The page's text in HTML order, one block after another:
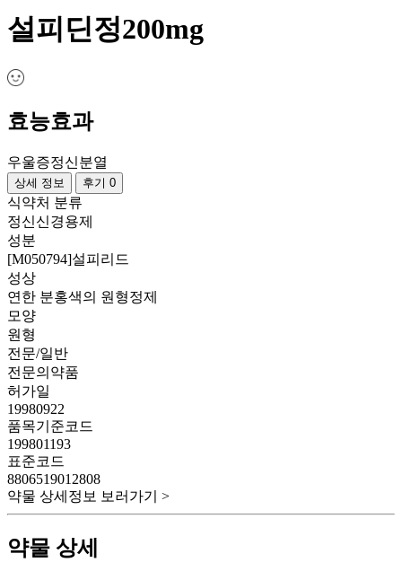
설피딘정200mg
효능효과
우울증정신분열
상세 정보 후기 0
식약처 분류
정신신경용제
성분
[M050794]설피리드
성상
연한 분홍색의 원형정제
모양
원형
전문/일반
전문의약품
허가일
19980922
품목기준코드
199801193
표준코드
8806519012808
약물 상세정보 보러가기 >
약물 상세